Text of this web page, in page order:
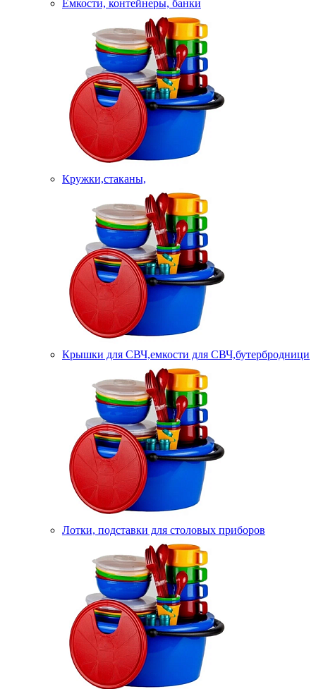
Ёмкости, контейнеры, банки
Кружки,стаканы,
Крышки для СВЧ,емкости для СВЧ,бутербродници
Лотки, подставки для столовых приборов